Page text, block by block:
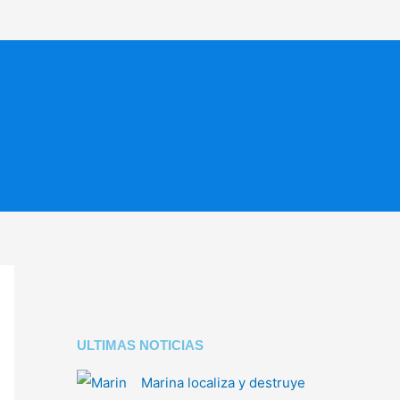
ULTIMAS NOTICIAS
Marina localiza y destruye